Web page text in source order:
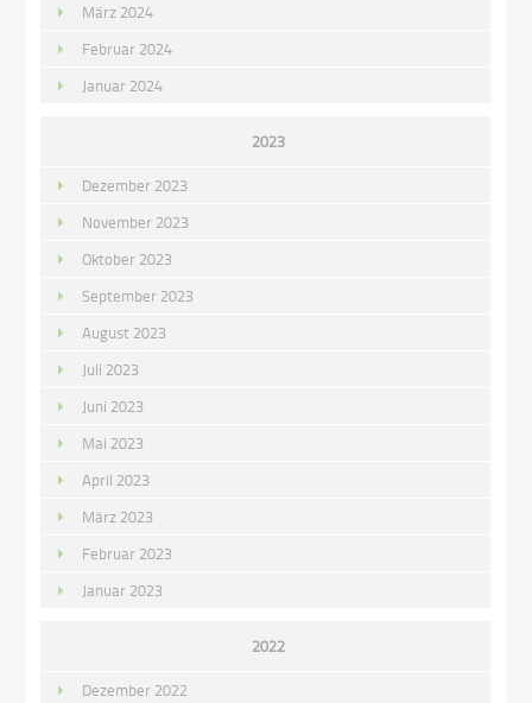
März 2024
Februar 2024
Januar 2024
2023
Dezember 2023
November 2023
Oktober 2023
September 2023
August 2023
Juli 2023
Juni 2023
Mai 2023
April 2023
März 2023
Februar 2023
Januar 2023
2022
Dezember 2022